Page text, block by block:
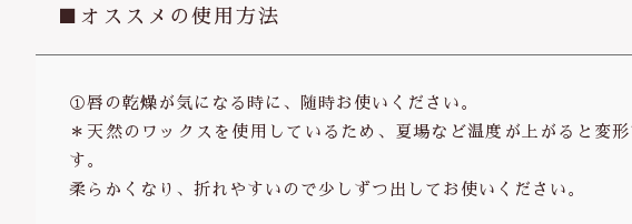
■オススメの使用方法
①唇の乾燥が気になる時に、随時お使いください。
＊天然のワックスを使用しているため、夏場など温度が上がると変
す。
柔らかくなり、折れやすいので少しずつ出してお使いください。